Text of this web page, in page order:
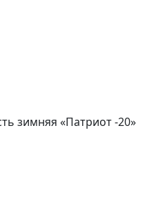
зимняя «Патриот -20»